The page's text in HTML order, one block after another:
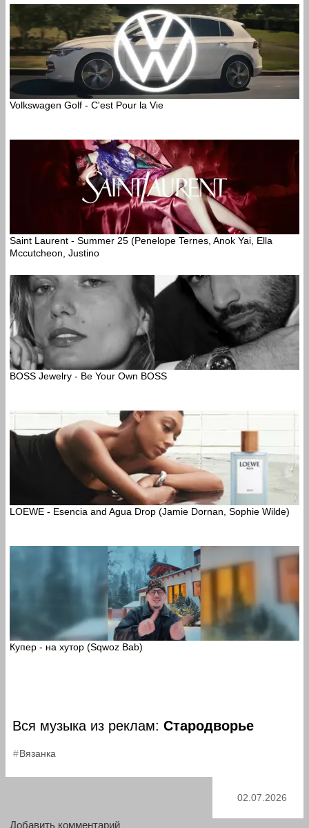
Volkswagen Golf - C'est Pour la Vie
Saint Laurent - Summer 25 (Penelope Ternes, Anok Yai, Ella
Mccutcheon, Justino
BOSS Jewelry - Be Your Own BOSS
LOEWE - Esencia and Agua Drop (Jamie Dornan, Sophie Wilde)
Купер - на хутор (Sqwoz Bab)
Вся музыка из реклам: Стародворье
Вязанка
02.07.2026
Добавить комментарий